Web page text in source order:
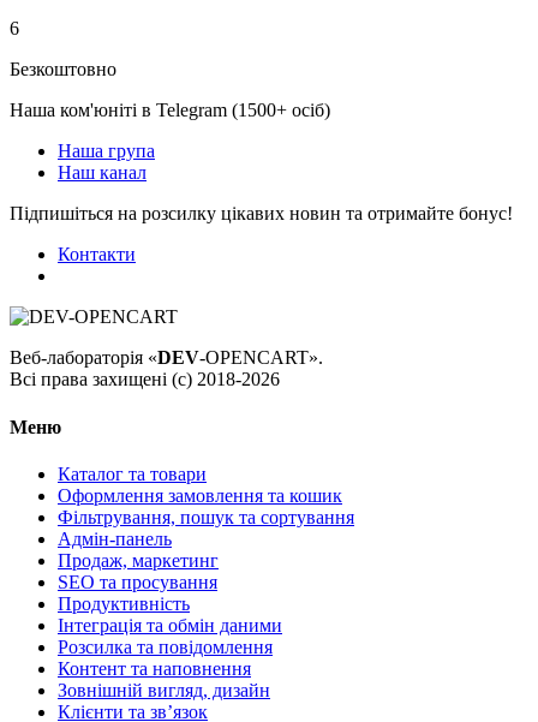
6
Безкоштовно
Наша ком'юніті в Telegram (1500+ осіб)
Наша група
Наш канал
Підпишіться на розсилку цікавих новин та отримайте бонус!
Контакти
Веб-лабораторія «DEV-OPENCART».
Всі права захищені (с) 2018-2026
Меню
Каталог та товари
Оформлення замовлення та кошик
Фільтрування, пошук та сортування
Адмін-панель
Продаж, маркетинг
SEO та просування
Продуктивність
Інтеграція та обмін даними
Розсилка та повідомлення
Контент та наповнення
Зовнішній вигляд, дизайн
Клієнти та звʼязок